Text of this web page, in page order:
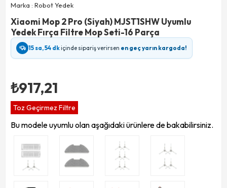
Marka : Robot Yedek
Xiaomi Mop 2 Pro (Siyah) MJST1SHW Uyumlu
Yedek Fırça Filtre Mop Seti-16 Parça
15 sa, 54 dkiçinde sipariş verirsen en geç yarın kargoda!
₺917,21
Toz Geçirmez Filtre
Bu modele uyumlu olan aşağıdaki ürünlere de bakabilirsiniz.